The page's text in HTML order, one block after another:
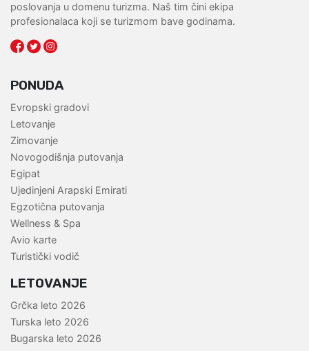
poslovanja u domenu turizma. Naš tim čini ekipa
profesionalaca koji se turizmom bave godinama.
PONUDA
Evropski gradovi
Letovanje
Zimovanje
Novogodišnja putovanja
Egipat
Ujedinjeni Arapski Emirati
Egzotična putovanja
Wellness & Spa
Avio karte
Turistički vodič
LETOVANJE
Grčka leto 2026
Turska leto 2026
Bugarska leto 2026